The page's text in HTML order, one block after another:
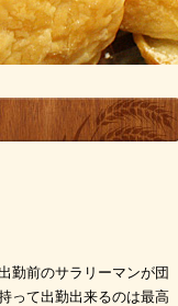
勤前のサラリーマンが団
って出勤出来るのは最高